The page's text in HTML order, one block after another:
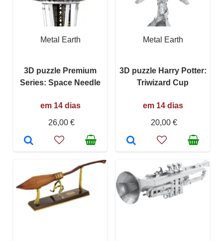
Metal Earth
3D puzzle Premium
Series: Space Needle
em 14 dias
26,00 €
Metal Earth
3D puzzle Harry Potter:
Triwizard Cup
em 14 dias
20,00 €